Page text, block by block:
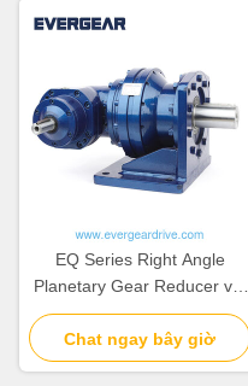
EQ Series Right Angle
Planetary Gear Reducer với
thiết kế mô-đun và hiệu suất
chống sốc cao cho các ứng
dụng công nghiệp
Chat ngay bây giờ